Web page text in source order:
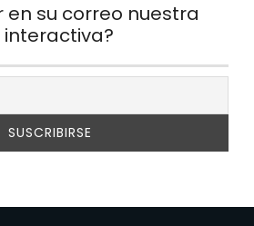
en su correo nuestra